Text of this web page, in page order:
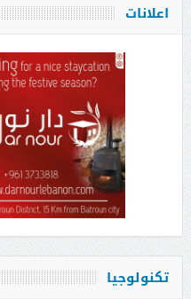
اعلانات
تكنولوجيا